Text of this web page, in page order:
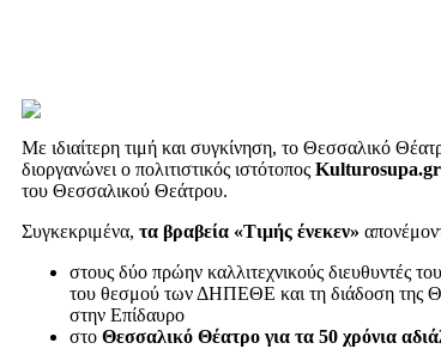
Με ιδιαίτερη τιμή και συγκίνηση, το Θεσσαλικό
διοργανώνει ο πολιτιστικός ιστότοπος Kulturosupa.gr
του Θεσσαλικού Θεάτρου.
Συγκεκριμένα, τα βραβεία «Τιμής ένεκεν»
στους δύο πρώην καλλιτεχνικούς διευθυντές
του θεσμού των ΔΗΠΕΘΕ και τη διάδοση της
στην Επίδαυρο
στο Θεσσαλικό Θέατρο για τα 50 χρόνια